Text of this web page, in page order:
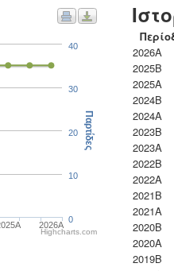
2026A
0
10
20
30
40
Παρτίδες
Highcharts.com
2026A
2025B
2025A
2024B
2024A
2023B
2023Α
2022B
2022A
2021B
2021A
2020B
2020A
2019B